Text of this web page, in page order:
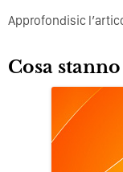
Approfondisic
Cosa